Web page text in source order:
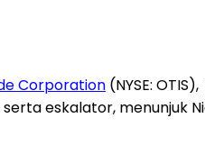
Corporation (NYSE:
eskalator, menunjuk